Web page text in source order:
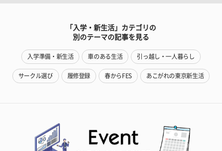
「入学・新生活」カテゴリの
別のテーマの記事を見る
入学準備・新生活 車のある生活 引っ越し・一人暮らし
サークル選び 履修登録 春からFES あこがれの東京新生活